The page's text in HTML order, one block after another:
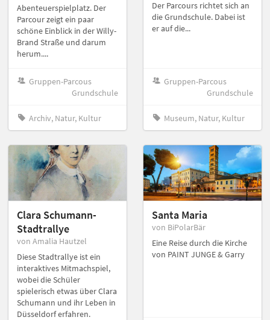
Abenteuerspielplatz. Der
Parcour zeigt ein paar
schöne Einblick in der Willy-
Brand Straße und darum
herum....
Gruppen-Parcous
Grundschule
Archiv, Natur, Kultur
Der Parcours richtet sich an
die Grundschule. Dabei ist
er auf die...
Gruppen-Parcous
Grundschule
Museum, Natur, Kultur
Clara Schumann-
Stadtrallye
von Amalia Hautzel
Diese Stadtrallye ist ein
interaktives Mitmachspiel,
wobei die Schüler
spielerisch etwas über Clara
Schumann und ihr Leben in
Düsseldorf erfahren.
Santa Maria
von BiPolarBär
Eine Reise durch die Kirche
von PAINT JUNGE & Garry